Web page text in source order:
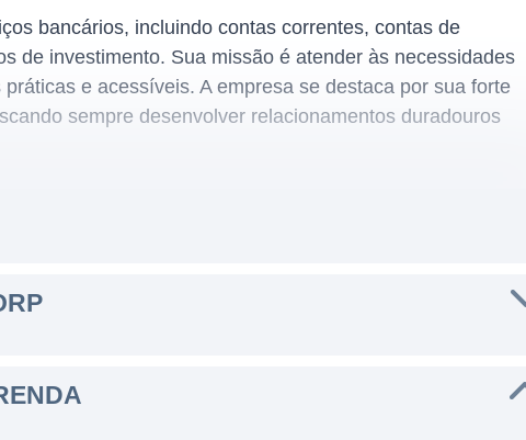
bancários, incluindo contas correntes, contas de
de investimento. Sua missão é atender às necessidades
e acessíveis. A empresa se destaca por sua forte
sempre desenvolver relacionamentos duradouros
Unidos, o Peoples Bancorp se estabeleceu como
nas regiões em que atua, como Ohio, Kentucky,
a instituição também oferece produtos de seguros e
completo.
de produtos e serviços de varejo e comerciais,
tanto clientes pessoais, oferecendo suas soluções